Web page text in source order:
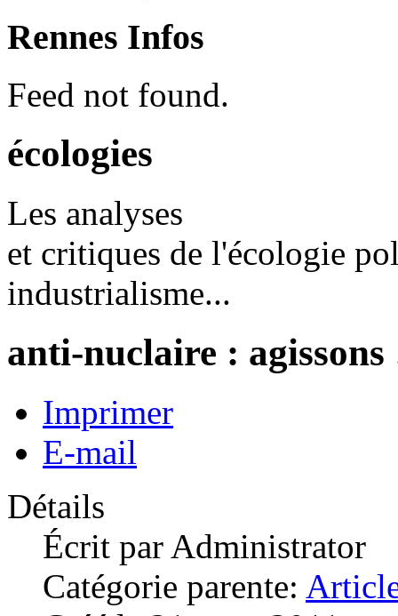
Rennes Infos
Feed not found.
écologies
Les analyses
et critiques de l'écologie
industrialisme...
anti-nuclaire : agissons
Imprimer
E-mail
Détails
Écrit par Administrator
Catégorie parente: